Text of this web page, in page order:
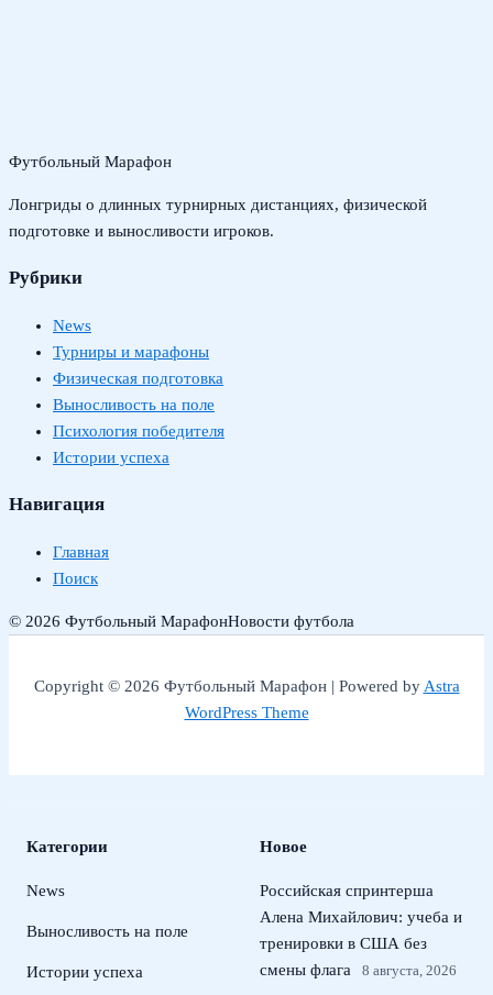
Футбольный Марафон
Лонгриды о длинных турнирных дистанциях, физической
подготовке и выносливости игроков.
Рубрики
News
Турниры и марафоны
Физическая подготовка
Выносливость на поле
Психология победителя
Истории успеха
Навигация
Главная
Поиск
© 2026 Футбольный МарафонНовости футбола
Copyright © 2026 Футбольный Марафон | Powered byAstra
WordPress Theme
Категории
News
Выносливость на поле
Истории успеха
Новое
Российская спринтерша
Алена Михайлович: учеба и
тренировки в США без
смены флага
8 августа, 2026